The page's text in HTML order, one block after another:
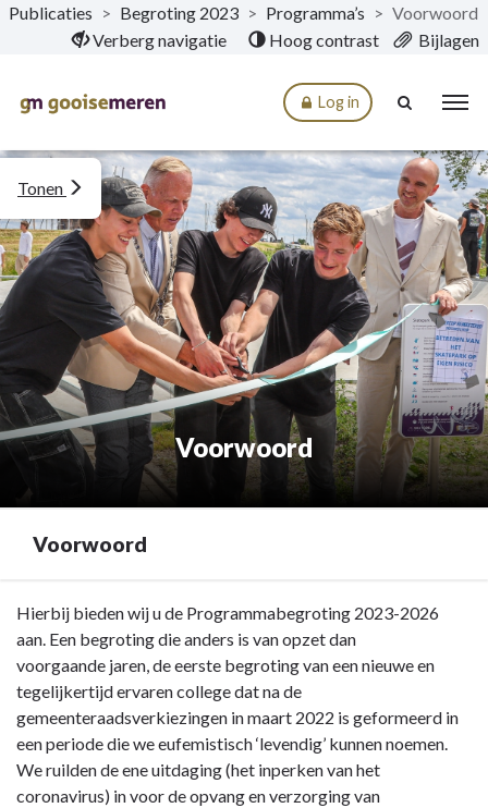
Naar hoofdinhoud
Publicaties > Begroting 2023 > Programma’s > Voorwoord
Verberg navigatie
Hoog contrast Bijlagen
Log in
Voorwoord
Tonen
Voorwoord
Terug
naar
navigatie
Voorwoord
Voorwoord
Hierbij bieden wij u de Programmabegroting 2023-2026
aan. Een begroting die anders is van opzet dan
voorgaande jaren, de eerste begroting van een nieuwe en
tegelijkertijd ervaren college dat na de
gemeenteraadsverkiezingen in maart 2022 is geformeerd in
een periode die we eufemistisch ‘levendig’ kunnen noemen.
We ruilden de ene uitdaging (het inperken van het
coronavirus) in voor de opvang en verzorging van